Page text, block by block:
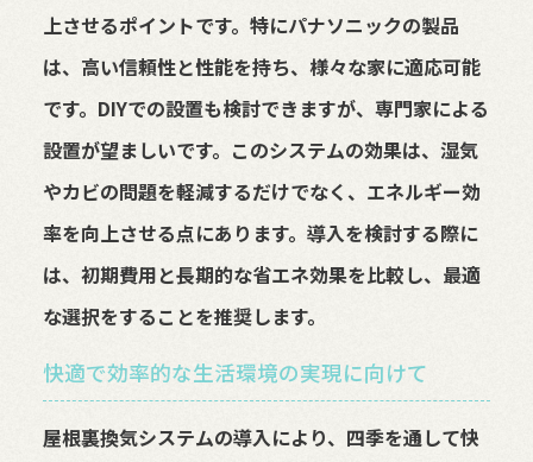
上させるポイントです。特にパナソニックの製品
は、高い信頼性と性能を持ち、様々な家に適応可能
です。DIYでの設置も検討できますが、専門家による
設置が望ましいです。このシステムの効果は、湿気
やカビの問題を軽減するだけでなく、エネルギー効
率を向上させる点にあります。導入を検討する際に
は、初期費用と長期的な省エネ効果を比較し、最適
な選択をすることを推奨します。
快適で効率的な生活環境の実現に向けて
屋根裏換気システムの導入により、四季を通して快